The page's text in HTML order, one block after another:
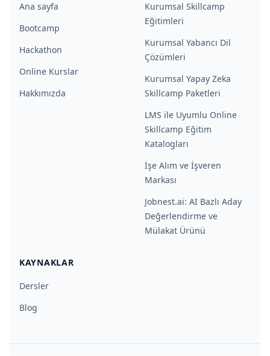
Ana sayfa
Bootcamp
Hackathon
Online Kurslar
Hakkımızda
Kurumsal Skillcamp
Eğitimleri
Kurumsal Yabancı Dil
Çözümleri
Kurumsal Yapay Zeka
Skillcamp Paketleri
LMS ile Uyumlu Online
Skillcamp Eğitim
Katalogları
İşe Alım ve İşveren
Markası
Jobnest.ai: AI Bazlı Aday
Değerlendirme ve
Mülakat Ürünü
KAYNAKLAR
Dersler
Blog